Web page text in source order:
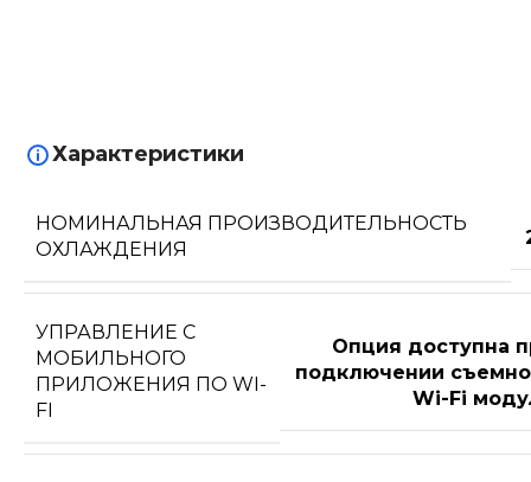
Характеристики
НОМИНАЛЬНАЯ ПРОИЗВОДИТЕЛЬНОСТЬ
ОХЛАЖДЕНИЯ
УПРАВЛЕНИЕ C
МОБИЛЬНОГО
ПРИЛОЖЕНИЯ ПО WI-
FI
Опция доступна
подключении
Wi-Fi